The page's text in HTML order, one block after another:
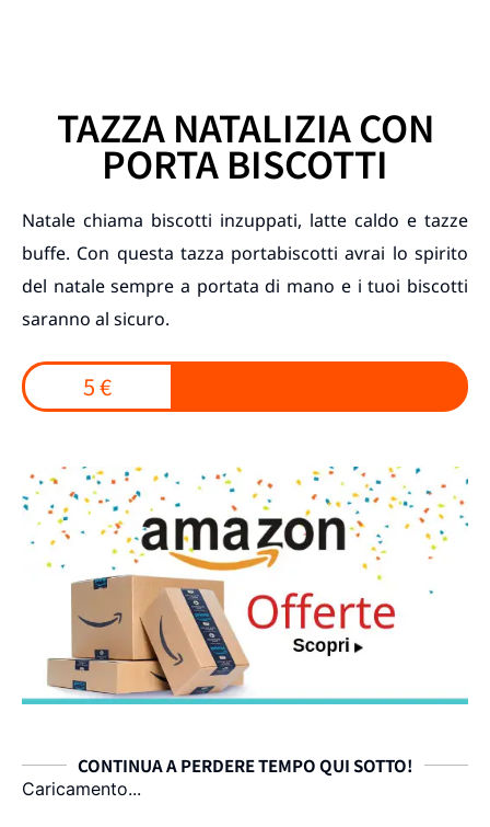
TAZZA NATALIZIA CON
PORTA BISCOTTI
Natale chiama biscotti inzuppati, latte caldo e tazze
buffe. Con questa tazza portabiscotti avrai lo spirito
del natale sempre a portata di mano e i tuoi biscotti
saranno al sicuro.
5 €
CONTINUA A PERDERE TEMPO QUI SOTTO!
Caricamento...